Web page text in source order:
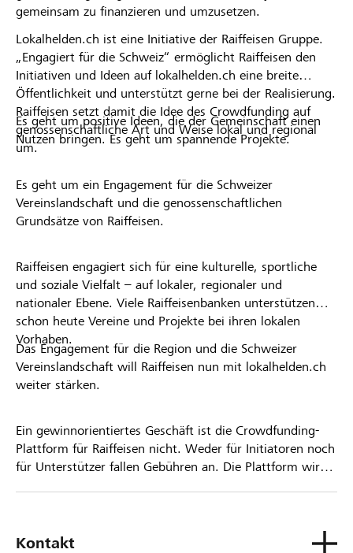
gemeinsam zu finanzieren und umzusetzen.
Lokalhelden.ch ist eine Initiative der Raiffeisen Gruppe.
„Engagiert für die Schweiz“ ermöglicht Raiffeisen den
Initiativen und Ideen auf lokalhelden.ch eine breite
Öffentlichkeit und unterstützt gerne bei der Realisierung.
Raiffeisen setzt damit die Idee des Crowdfunding auf
genossenschaftliche Art und Weise lokal und regional
um.
Es geht um positive Ideen, die der Gemeinschaft einen
Nutzen bringen. Es geht um spannende Projekte.
Es geht um ein Engagement für die Schweizer
Vereinslandschaft und die genossenschaftlichen
Grundsätze von Raiffeisen.
Raiffeisen engagiert sich für eine kulturelle, sportliche
und soziale Vielfalt – auf lokaler, regionaler und
nationaler Ebene. Viele Raiffeisenbanken unterstützen
schon heute Vereine und Projekte bei ihren lokalen
Vorhaben.
Das Engagement für die Region und die Schweizer
Vereinslandschaft will Raiffeisen nun mit lokalhelden.ch
weiter stärken.
Ein gewinnorientiertes Geschäft ist die Crowdfunding-
Plattform für Raiffeisen nicht. Weder für Initiatoren noch
für Unterstützer fallen Gebühren an. Die Plattform wird
Kontakt